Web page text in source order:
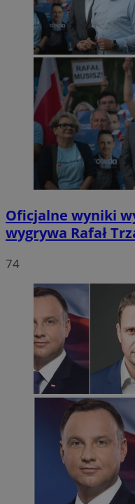
Oficjalne wyniki
wygrywa Rafał
74